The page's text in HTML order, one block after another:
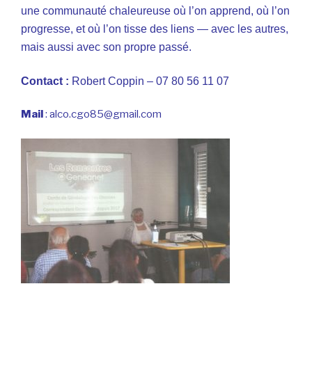
une communauté chaleureuse où l’on apprend, où l’on
progresse, et où l’on tisse des liens — avec les autres,
mais aussi avec son propre passé.
Contact : Robert Coppin – 07 80 56 11 07
Mail : alco.cgo85@gmail.com